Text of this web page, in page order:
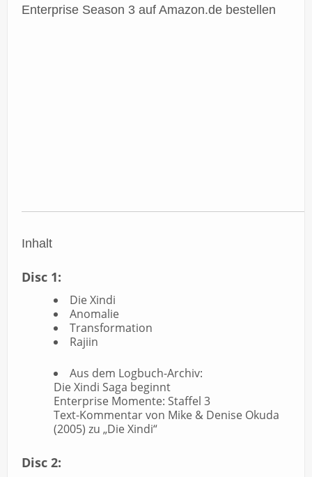
Enterprise Season 3 auf Amazon.de bestellen
Inhalt
Disc 1:
Die Xindi
Anomalie
Transformation
Rajiin
Aus dem Logbuch-Archiv:
Die Xindi Saga beginnt
Enterprise Momente: Staffel 3
Text-Kommentar von Mike & Denise Okuda
(2005) zu „Die Xindi“
Disc 2: